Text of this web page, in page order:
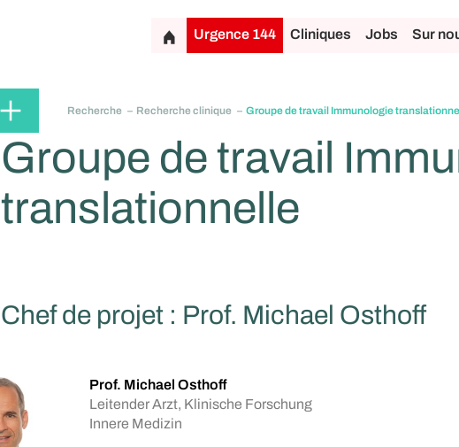
Urgence 144 Cliniques Jobs Sur
Recherche Recherche clinique Groupe de travail Immunologie
Groupe de travail
translationnelle
Chef de projet : Prof. Michael Osthoff
Prof. Michael Osthoff
Leitender Arzt, Klinische Forschung
Innere Medizin